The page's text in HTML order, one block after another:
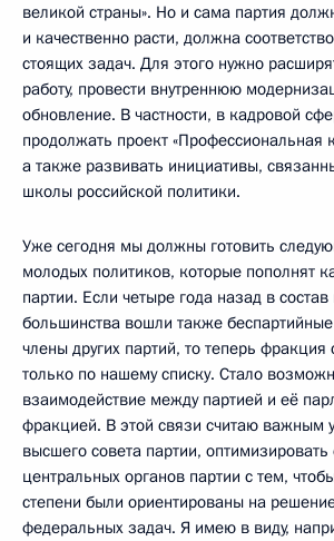
великой страны». Но и сама партия
и качественно расти, должна
стоящих задач. Для этого нужно
работу, провести внутреннюю
обновление. В частности, в кадровой
продолжать проект «Профессиональная
а также развивать инициативы,
школы российской политики.
Уже сегодня мы должны готовить
молодых политиков, которые пополнят
партии. Если четыре года назад в
большинства вошли также
члены других партий, то теперь
только по нашему списку. Стало
взаимодействие между партией и её
фракцией. В этой связи считаю важным
высшего совета партии, оптимизировать
центральных органов партии с тем,
степени были ориентированы на
федеральных задач. Я имею в виду,